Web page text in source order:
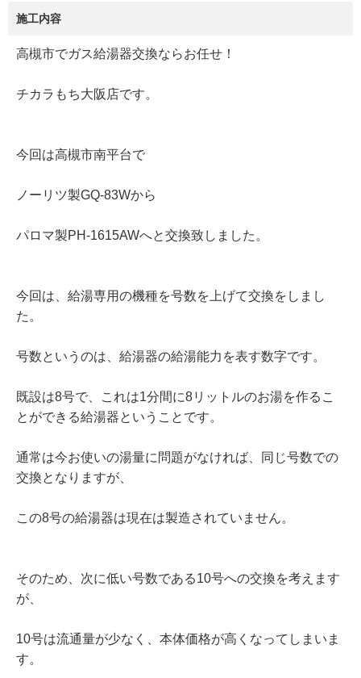
施工内容
高槻市でガス給湯器交換ならお任せ！
チカラもち大阪店です。
今回は高槻市南平台で
ノーリツ製GQ-83Wから
パロマ製PH-1615AWへと交換致しました。
今回は、給湯専用の機種を号数を上げて交換をしまし
た。
号数というのは、給湯器の給湯能力を表す数字です。
既設は8号で、これは1分間に8リットルのお湯を作るこ
とができる給湯器ということです。
通常は今お使いの湯量に問題がなければ、同じ号数での
交換となりますが、
この8号の給湯器は現在は製造されていません。
そのため、次に低い号数である10号への交換を考えます
が、
10号は流通量が少なく、本体価格が高くなってしまいま
す。